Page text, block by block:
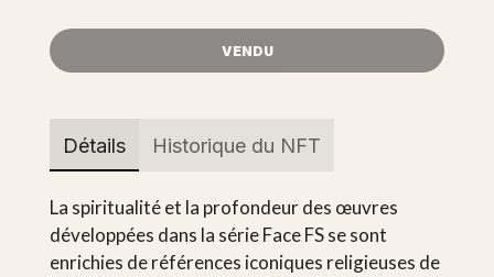
VENDU
Détails Historique du NFT
La spiritualité et la profondeur des œuvres
développées dans la série Face FS se sont
enrichies de références iconiques religieuses de